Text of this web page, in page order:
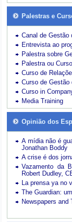
Palestras e
Canal de Gestão
Entrevista ao
Palestra sobre
Palestra ou
Curso de
Curso de
Curso in
Media Training
Opinião dos
A mídia não é
Jonathan Boddy
A crise é dos
Vazamento da
Robert Dudley,
La prensa ya no
The Guardian:
Newspapers